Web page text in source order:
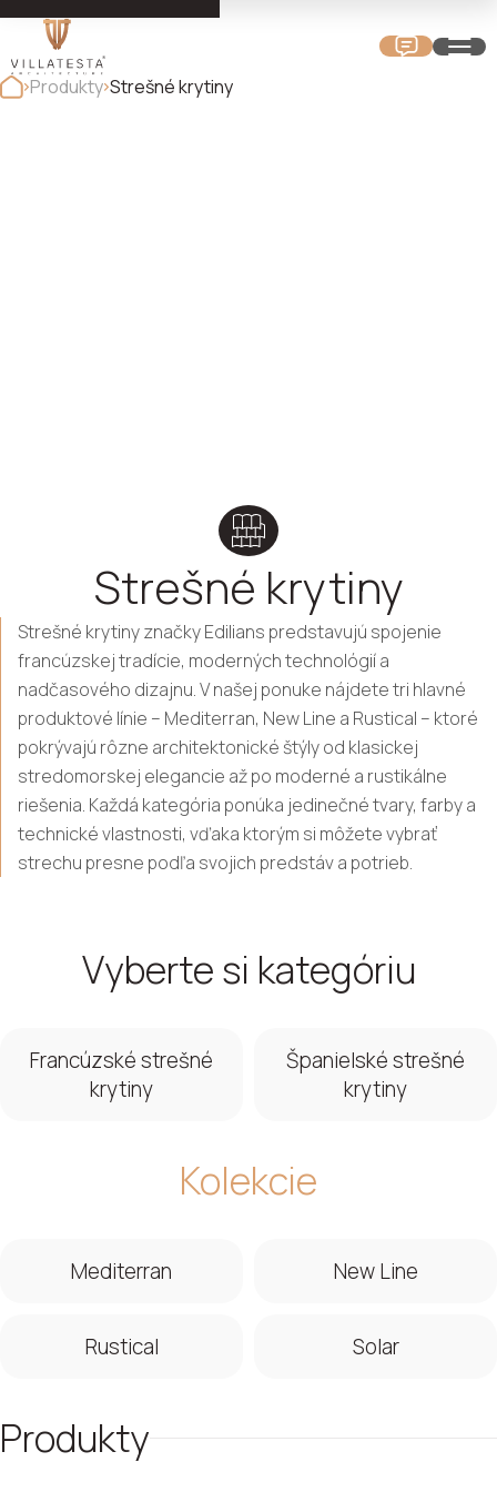
Produkty Strešné krytiny
Strešné krytiny
Strešné krytiny značky Edilians predstavujú spojenie
francúzskej tradície, moderných technológií a
nadčasového dizajnu. V našej ponuke nájdete tri hlavné
produktové línie – Mediterran, New Line a Rustical – ktoré
pokrývajú rôzne architektonické štýly od klasickej
stredomorskej elegancie až po moderné a rustikálne
riešenia. Každá kategória ponúka jedinečné tvary, farby a
technické vlastnosti, vďaka ktorým si môžete vybrať
strechu presne podľa svojich predstáv a potrieb.
Vyberte si kategóriu
Francúzské strešné
krytiny
Španielské strešné
krytiny
Kolekcie
Mediterran New Line
Rustical Solar
Produkty